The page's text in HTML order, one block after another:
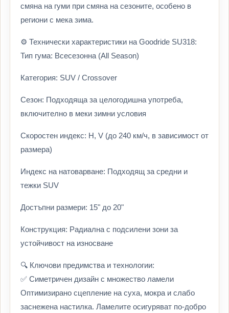
смяна на гуми при смяна на сезоните, особено в
региони с мека зима.
⚙️ Технически характеристики на Goodride SU318:
Тип гума: Всесезонна (All Season)
Категория: SUV / Crossover
Сезон: Подходяща за целогодишна употреба,
включително в меки зимни условия
Скоростен индекс: H, V (до 240 км/ч, в зависимост от
размера)
Индекс на натоварване: Подходящ за средни и
тежки SUV
Достъпни размери: 15" до 20"
Конструкция: Радиална с подсилени зони за
устойчивост на износване
🔍 Ключови предимства и технологии:
✅ Симетричен дизайн с множество ламели
Оптимизирано сцепление на суха, мокра и слабо
заснежена настилка. Ламелите осигуряват по-добро